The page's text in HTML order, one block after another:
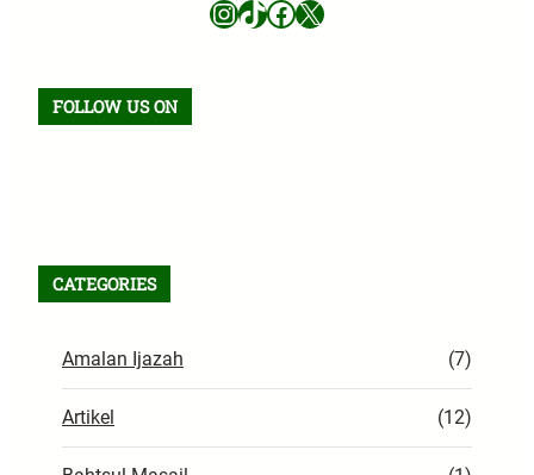
InstagramTikTok Facebook X
FOLLOW US ON
CATEGORIES
Amalan Ijazah (7)
Artikel (12)